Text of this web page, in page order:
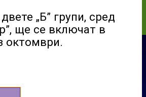
„Б” групи, сред
ще се включат в
октомври.